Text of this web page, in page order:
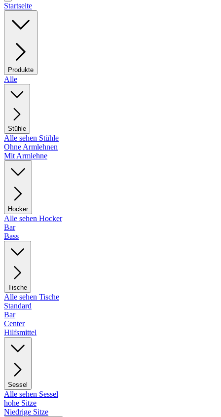
Startseite
Produkte
Alle
Stühle
Alle sehen Stühle
Ohne Armlehnen
Mit Armlehne
Hocker
Alle sehen Hocker
Bar
Bass
Tische
Alle sehen Tische
Standard
Bar
Center
Hilfsmittel
Sessel
Alle sehen Sessel
hohe Sitze
Niedrige Sitze